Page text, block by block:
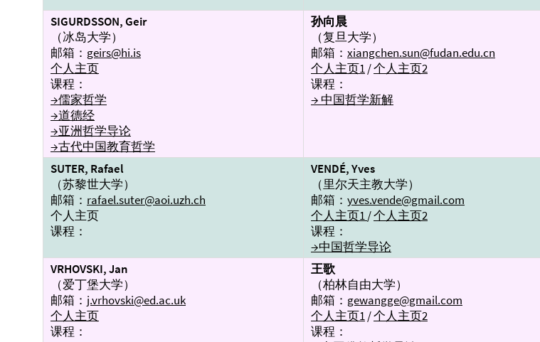
SIGURDSSON, Geir
（冰岛大学）
邮箱： geirs@hi.is
个人主页
课程：
→儒家哲学
→道德经
→亚洲哲学导论
→古代中国教育哲学
孙向晨
（复旦大学）
邮箱： xiangchen.sun@fudan.edu.cn
个人主页1/个人主页2
课程：
→ 中国哲学新解
SUTER, Rafael
（苏黎世大学）
邮箱： rafael.suter@aoi.uzh.ch
个人主页
课程：
VENDÉ, Yves
（里尔天主教大学）
邮箱： yves.vende@gmail.com
个人主页1/个人主页2
课程：
→中国哲学导论
VRHOVSKI, Jan
（爱丁堡大学）
邮箱： j.vrhovski@ed.ac.uk
个人主页
课程：
王歌
（柏林自由大学）
邮箱： gewangge@gmail.com
个人主页1/个人主页2
课程：